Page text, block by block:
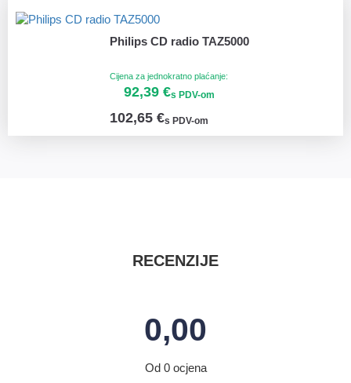
Philips CD radio TAZ5000
Cijena za jednokratno plaćanje:
92,39 €s PDV-om
102,65 €s PDV-om
RECENZIJE
0,00
Od 0 ocjena